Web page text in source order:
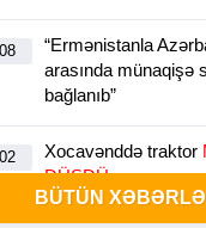
“Ermənistanla
arasında münaqişə
bağlanıb”
Xocavənddə traktor
DÜŞDÜ
BÜTÜN